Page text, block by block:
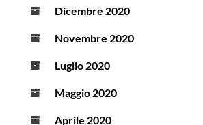
Dicembre 2020
Novembre 2020
Luglio 2020
Maggio 2020
Aprile 2020